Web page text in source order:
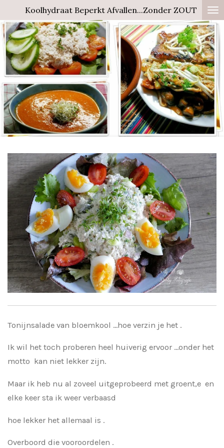
direct
naar
de
hoofdinhoud
Koolhydraat Beperkt Afvallen...Zonder ZOUT
Tonijnsalade van bloemkool ...hoe verzin je het .
Ik wil het toch proberen heel huiverig ervoor ...onder het
motto kan niet lekker zijn.
Maar ik heb nu al zoveel uitgeprobeerd met groent,e en
elke keer sta ik weer verbaasd
hoe lekker het allemaal is .
Overboord die vooroordelen .